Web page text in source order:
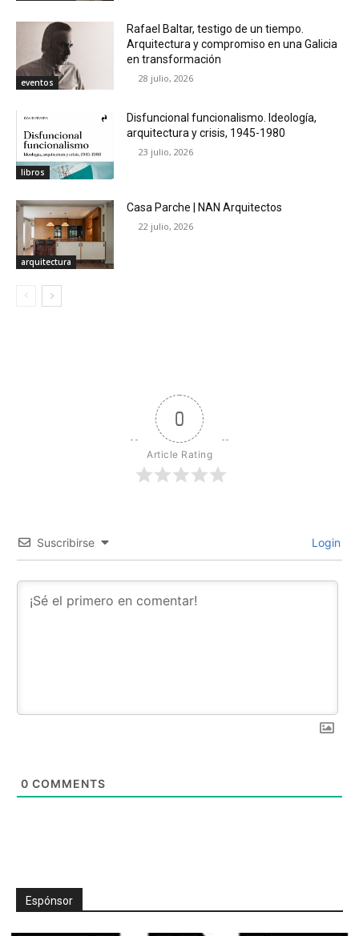
eventos
Rafael Baltar, testigo de un tiempo.
Arquitectura y compromiso en una Galicia
en transformación
28 julio, 2026
libros
Disfuncional funcionalismo. Ideología,
arquitectura y crisis, 1945-1980
23 julio, 2026
arquitectura
Casa Parche | NAN Arquitectos
22 julio, 2026
0
Article Rating
Suscribirse Login
0 COMMENTS
Espónsor